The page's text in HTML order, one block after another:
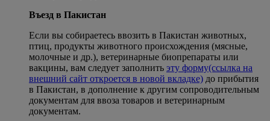
Въезд в Пакистан
Если вы собираетесь ввозить в Пакистан животных,
птиц, продукты животного происхождения (мясные,
молочные и др.), ветеринарные биопрепараты или
вакцины, вам следует заполнить эту форму(ссылка на
внешний сайт откроется в новой вкладке) до прибытия
в Пакистан, в дополнение к другим сопроводительным
документам для ввоза товаров и ветеринарным
документам.